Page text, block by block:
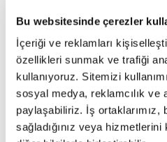
Bu websitesinde çerezler
İçeriği ve reklamları
özellikleri sunmak ve trafiği
kullanıyoruz. Sitemizi
sosyal medya, reklamcılık ve
paylaşabiliriz. İş ortaklarımız,
sağladığınız veya hizmetlerini
hıza
5.8
saniyede
ulaşan
bir
motor
seçeneği
sunuyor.